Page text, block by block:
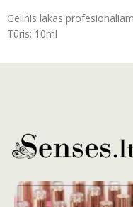
Gelinis lakas
Tūris: 10ml